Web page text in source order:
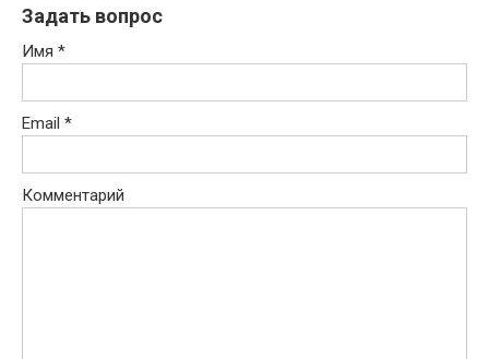
Задать вопрос
Имя *
Email *
Комментарий